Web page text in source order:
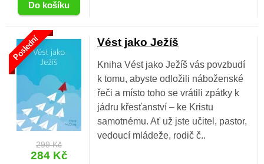
Poslední
299 Kč
284 Kč
Vést jako Ježíš
Kniha Vést jako Ježíš vás povzbudí
k tomu, abyste odložili náboženské
řeči a místo toho se vrátili zpátky k
jádru křesťanství – ke Kristu
samotnému. Ať už jste učitel, pastor,
vedoucí mládeže, rodič č..